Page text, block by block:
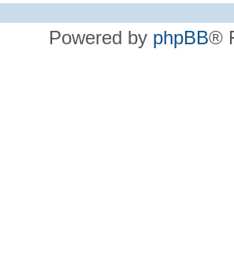
Powered by phpBB®